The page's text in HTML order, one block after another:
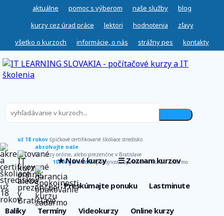
aktuálne pomoc s výberom naše služby
blog
kurzy cez úrad práce
lektori hodnotenia
zľavy
všetko o kurzoch
informácie, o nás strážny pes kontakty
už 18 rokov špičkové certifikované školiace stredisko
absolvujte naše
IT kurzy online, alebo prezenčne v Bratislave
100% garanciaspokojnosti, opakovanie kurzu zadarmo
★ Nové kurzy ☰ Zoznam kurzov
∷ Preskúmajte ponuku Lastminute
Balíky Termíny Videokurzy Online kurzy